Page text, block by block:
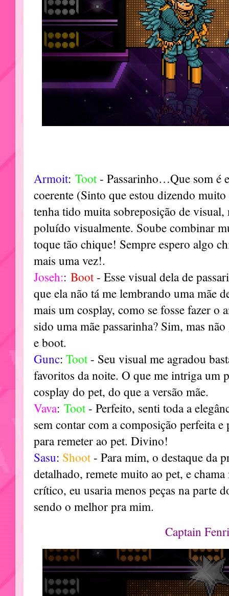
Armoit: Toot- Passarinho…Que som é
coerente (Sinto que estou dizendo
tenha tido muita sobreposição de
poluído visualmente. Soube combinar
toque tão chique! Sempre espero algo
mais uma vez!.
Joseh:: Boot- Esse visual dela de
que ela não tá me lembrando uma mãe
mais um cosplay, como se fosse fazer o
sido uma mãe passarinha? Sim, mas
e boot.
Gunc: Toot- Seu visual me agradou
favoritos da noite. O que me intriga um
cosplay do pet, do que a versão mãe.
Vava: Toot- Perfeito, senti toda a
sem contar com a composição perfeita
para remeter ao pet. Divino!
Sasu: Shoot- Para mim, o destaque da
detalhado, remete muito ao pet, e
crítico, eu usaria menos peças na parte
sendo o melhor pra mim.
Captain